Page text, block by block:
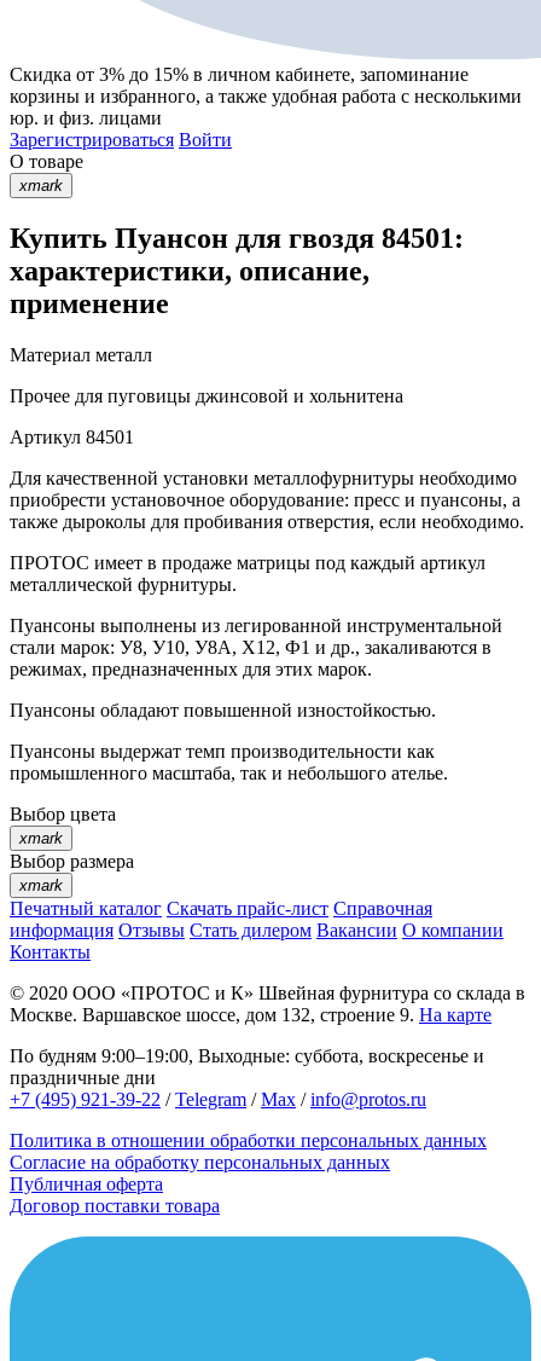
Скидка от 3% до 15% в личном кабинете, запоминание
корзины и избранного, а также удобная работа с несколькими
юр. и физ. лицами
Зарегистрироваться Войти
О товаре
xmark
Купить Пуансон для гвоздя 84501:
характеристики, описание,
применение
Материал металл
Прочее для пуговицы джинсовой и хольнитена
Артикул 84501
Для качественной установки металлофурнитуры необходимо
приобрести установочное оборудование: пресс и пуансоны, а
также дыроколы для пробивания отверстия, если необходимо.
ПРОТОС имеет в продаже матрицы под каждый артикул
металлической фурнитуры.
Пуансоны выполнены из легированной инструментальной
стали марок: У8, У10, У8А, Х12, Ф1 и др., закаливаются в
режимах, предназначенных для этих марок.
Пуансоны обладают повышенной изностойкостью.
Пуансоны выдержат темп производительности как
промышленного масштаба, так и небольшого ателье.
Выбор цвета
xmark
Выбор размера
xmark
Печатный каталог Скачать прайс-лист Справочная
информация Отзывы Стать дилером Вакансии О компании
Контакты
© 2020 ООО «ПРОТОС и К» Швейная фурнитура со склада в
Москве. Варшавское шоссе, дом 132, строение 9. На карте
По будням 9:00–19:00, Выходные: суббота, воскресенье и
праздничные дни
+7 (495) 921-39-22 /Telegram /Max /info@protos.ru
Политика в отношении обработки персональных данных
Согласие на обработку персональных данных
Публичная оферта
Договор поставки товара